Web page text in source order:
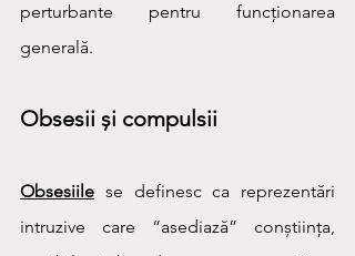
perturbante pentru funcționarea
generală.
Obsesii și compulsii
Obsesiile se definesc ca reprezentări
intruzive care “asediază” conștiința,